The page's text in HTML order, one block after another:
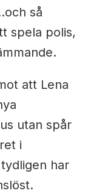
så
spela polis,
att Lena
utan spår
i
har